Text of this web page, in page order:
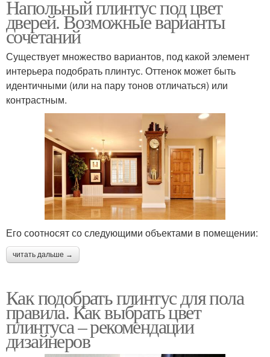
Напольный плинтус под цвет
дверей. Возможные варианты
сочетаний
Существует множество вариантов, под какой элемент
интерьера подобрать плинтус. Оттенок может быть
идентичными (или на пару тонов отличаться) или
контрастным.
Его соотносят со следующими объектами в помещении:
читать дальше →
Как подобрать плинтус для пола
правила. Как выбрать цвет
плинтуса – рекомендации
дизайнеров